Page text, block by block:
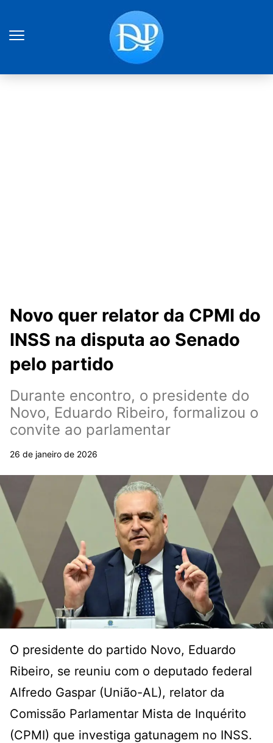
Novo quer relator da CPMI do
INSS na disputa ao Senado
pelo partido
Durante encontro, o presidente do
Novo, Eduardo Ribeiro, formalizou o
convite ao parlamentar
26 de janeiro de 2026
O presidente do partido Novo, Eduardo
Ribeiro, se reuniu com o deputado federal
Alfredo Gaspar (União-AL), relator da
Comissão Parlamentar Mista de Inquérito
(CPMI) que investiga gatunagem no INSS.